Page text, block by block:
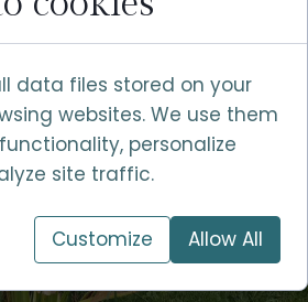
data files stored on your
websites. We use them
personalize
site traffic.
Customize Allow All